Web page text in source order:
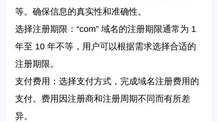
等。确保信息的真实性和准确性。
选择注册期限：“com” 域名的注册期限通常为 1
年至 10 年不等，用户可以根据需求选择合适的
注册期限。
支付费用：选择支付方式，完成域名注册费用的
支付。费用因注册商和注册周期不同而有所差
异。